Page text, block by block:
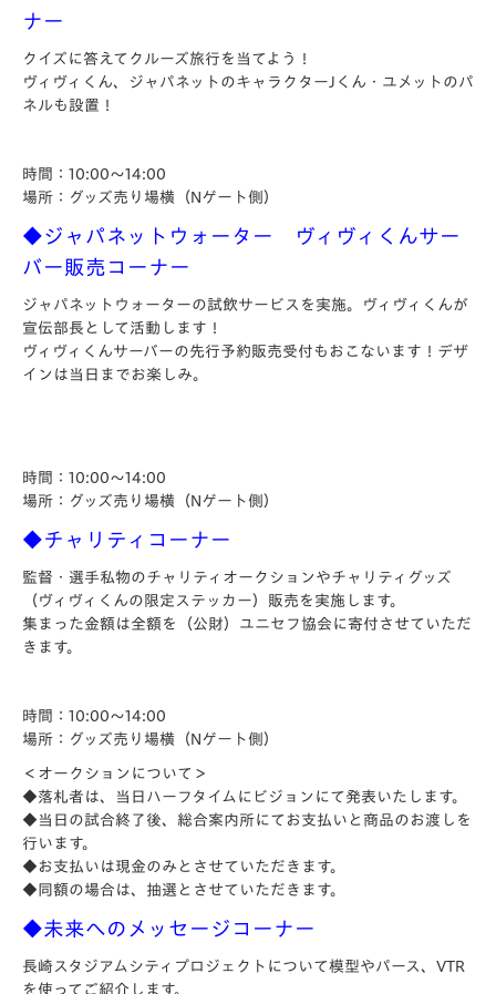
ナー
クイズに答えてクルーズ旅行を当てよう！
ヴィヴィくん、ジャパネットのキャラクターJくん・ユメットのパ
ネルも設置！
時間：10:00～14:00
場所：グッズ売り場横（Nゲート側）
◆ジャパネットウォーター ヴィヴィくんサー
バー販売コーナー
ジャパネットウォーターの試飲サービスを実施。ヴィヴィくんが
宣伝部長として活動します！
ヴィヴィくんサーバーの先行予約販売受付もおこないます！デザ
インは当日までお楽しみ。
時間：10:00～14:00
場所：グッズ売り場横（Nゲート側）
◆チャリティコーナー
監督・選手私物のチャリティオークションやチャリティグッズ
（ヴィヴィくんの限定ステッカー）販売を実施します。
集まった金額は全額を（公財）ユニセフ協会に寄付させていただ
きます。
時間：10:00～14:00
場所：グッズ売り場横（Nゲート側）
＜オークションについて＞
◆落札者は、当日ハーフタイムにビジョンにて発表いたします。
◆当日の試合終了後、総合案内所にてお支払いと商品のお渡しを
行います。
◆お支払いは現金のみとさせていただきます。
◆同額の場合は、抽選とさせていただきます。
◆未来へのメッセージコーナー
長崎スタジアムシティプロジェクトについて模型やパース、VTR
を使ってご紹介します。